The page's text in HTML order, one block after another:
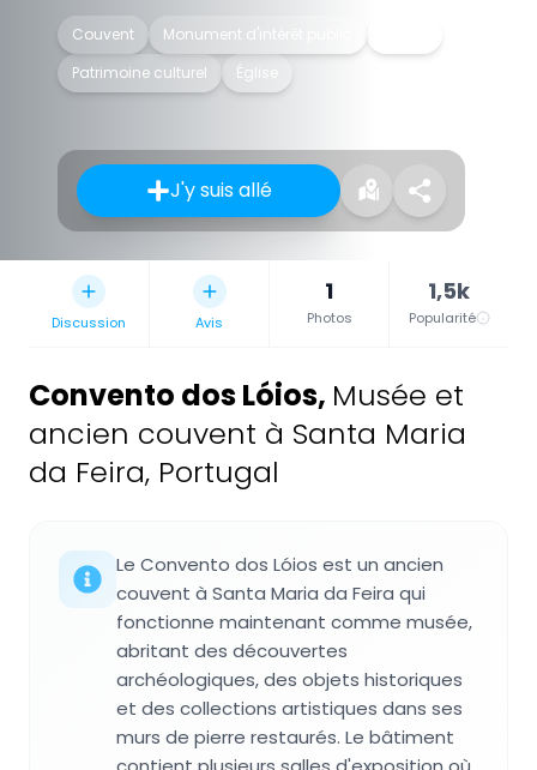
Couvent Monument d'intérêt public
Patrimoine culturel
Église
J'y suis allé
Discussion Avis
1
Photos
1,5k
Popularité
Convento dos Lóios, Musée et
ancien couvent à Santa Maria
da Feira, Portugal
Le Convento dos Lóios est un ancien
couvent à Santa Maria da Feira qui
fonctionne maintenant comme musée,
abritant des découvertes
archéologiques, des objets historiques
et des collections artistiques dans ses
murs de pierre restaurés. Le bâtiment